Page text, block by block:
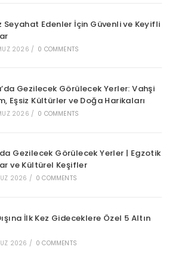
Seyahat Edenler İçin Güvenli ve Keyifli
2026 / 0 COMMENTS
Gezilecek Görülecek Yerler: Vahşi
Eşsiz Kültürler ve Doğa Harikaları
2026 / 0 COMMENTS
Gezilecek Görülecek Yerler | Egzotik
ve Kültürel Keşifler
2026 / 0 COMMENTS
İlk Kez Gideceklere Özel 5 Altın
2026 / 0 COMMENTS